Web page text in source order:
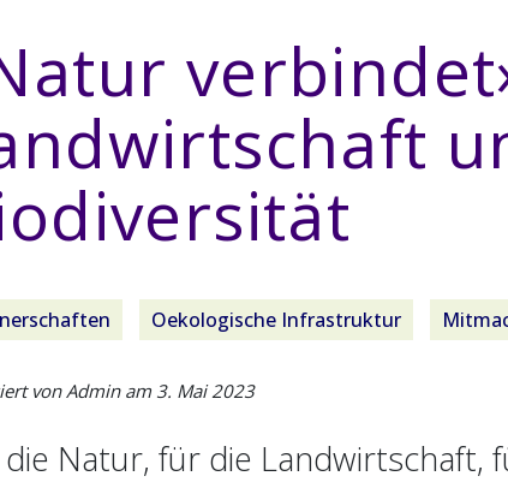
Oekologische Infrastruktur
von Admin am 3. Mai 2023
Natur, für die Landwirtschaft,